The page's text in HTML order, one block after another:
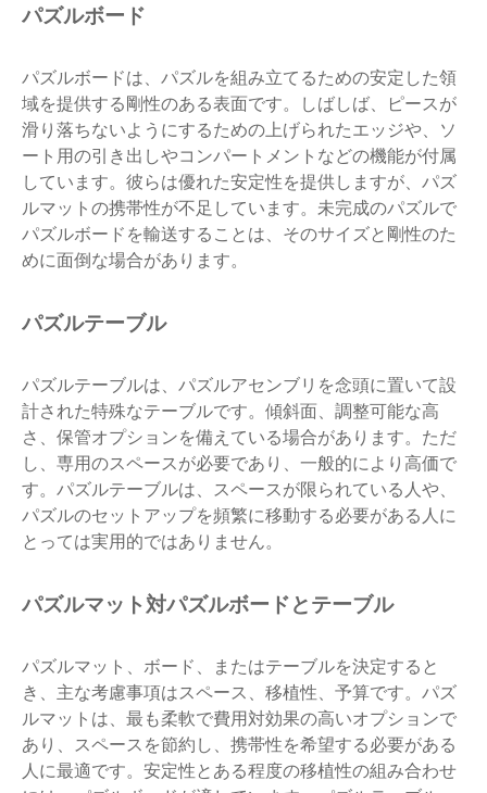
パズルボード
パズルボードは、パズルを組み立てるための安定した領
域を提供する剛性のある表面です。しばしば、ピースが
滑り落ちないようにするための上げられたエッジや、ソ
ート用の引き出しやコンパートメントなどの機能が付属
しています。彼らは優れた安定性を提供しますが、パズ
ルマットの携帯性が不足しています。未完成のパズルで
パズルボードを輸送することは、そのサイズと剛性のた
めに面倒な場合があります。
パズルテーブル
パズルテーブルは、パズルアセンブリを念頭に置いて設
計された特殊なテーブルです。傾斜面、調整可能な高
さ、保管オプションを備えている場合があります。ただ
し、専用のスペースが必要であり、一般的により高価で
す。パズルテーブルは、スペースが限られている人や、
パズルのセットアップを頻繁に移動する必要がある人に
とっては実用的ではありません。
パズルマット対パズルボードとテーブル
パズルマット、ボード、またはテーブルを決定すると
き、主な考慮事項はスペース、移植性、予算です。パズ
ルマットは、最も柔軟で費用対効果の高いオプションで
あり、スペースを節約し、携帯性を希望する必要がある
人に最適です。安定性とある程度の移植性の組み合わせ